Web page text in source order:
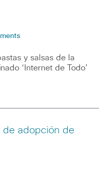
y salsas de la
‘Internet de Todo’
de adopción de